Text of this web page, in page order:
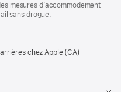
mesures d’accommodement
sans drogue.
chez Apple (CA)